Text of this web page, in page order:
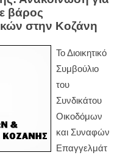
βάρος
στην Κοζάνη
Το Διοικητικό
Συμβούλιο
του
Συνδικάτου
Οικοδόμων
και Συναφών
Επαγγελμάτ